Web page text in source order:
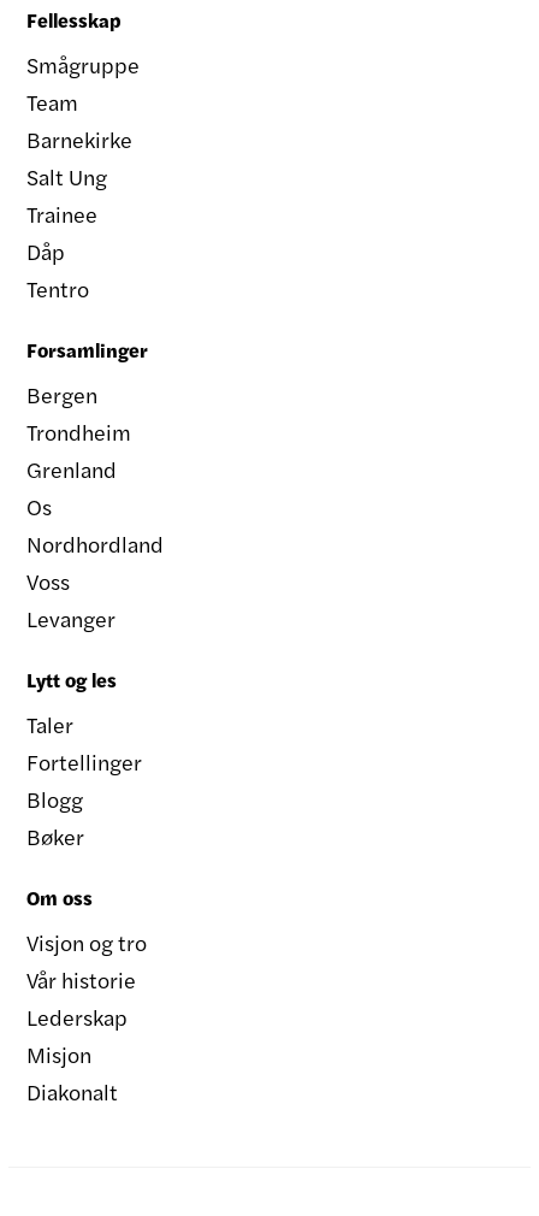
Fellesskap
Smågruppe
Team
Barnekirke
Salt Ung
Trainee
Dåp
Tentro
Forsamlinger
Bergen
Trondheim
Grenland
Os
Nordhordland
Voss
Levanger
Lytt og les
Taler
Fortellinger
Blogg
Bøker
Om oss
Visjon og tro
Vår historie
Lederskap
Misjon
Diakonalt